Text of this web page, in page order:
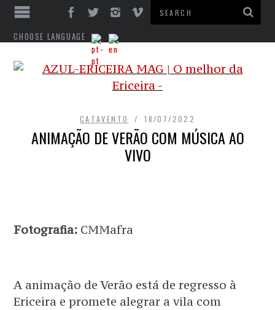
CHOOSE LANGUAGE
CATAVENTO 18/07/2022
ANIMAÇÃO DE VERÃO COM MÚSICA AO
VIVO
Fotografia: CMMafra
A animação de Verão está de regresso à
Ericeira e promete alegrar a vila com